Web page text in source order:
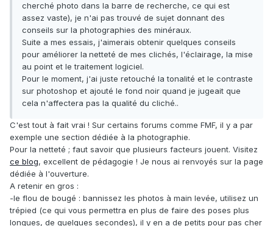
cherché photo dans la barre de recherche, ce qui est
assez vaste), je n'ai pas trouvé de sujet donnant des
conseils sur la photographies des minéraux.
Suite a mes essais, j'aimerais obtenir quelques conseils
pour améliorer la netteté de mes clichés, l'éclairage, la mise
au point et le traitement logiciel.
Pour le moment, j'ai juste retouché la tonalité et le contraste
sur photoshop et ajouté le fond noir quand je jugeait que
cela n'affectera pas la qualité du cliché..
C'est tout à fait vrai ! Sur certains forums comme FMF, il y a par
exemple une section dédiée à la photographie.
Pour la netteté ; faut savoir que plusieurs facteurs jouent. Visitez
ce blog, excellent de pédagogie ! Je nous ai renvoyés sur la page
dédiée à l'ouverture.
A retenir en gros :
-le flou de bougé : bannissez les photos à main levée, utilisez un
trépied (ce qui vous permettra en plus de faire des poses plus
longues, de quelques secondes), il y en a de petits pour pas cher